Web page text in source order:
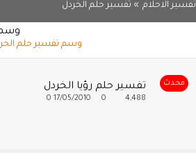
تفسير الاحلام » تفسير حلم الخردل
وسم تفسير حلم
محدث تفسير حلم رؤيا الخردل
4,488
17/05/2010
0